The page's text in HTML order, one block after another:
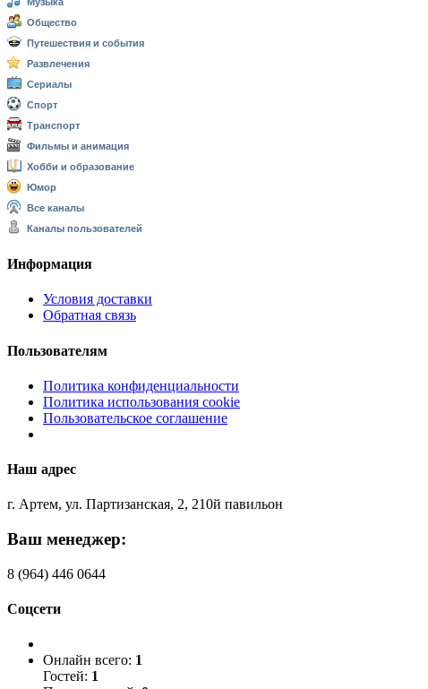
Общество
Путешествия и события
Развлечения
Сериалы
Спорт
Транспорт
Фильмы и анимация
Хобби и образование
Юмор
Все каналы
Каналы пользователей
Информация
Условия доставки
Обратная связь
Пользователям
Политика конфиденциальности
Политика использования cookie
Пользовательское соглашение
Наш адрес
г. Артем, ул. Партизанская, 2, 210й павильон
Ваш менеджер:
8 (964) 446 0644
Соцсети
Онлайн всего: 1
Гостей: 1